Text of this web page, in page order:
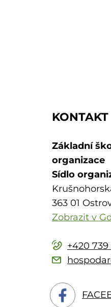
KONTAKT
Základní
organizace
Sídlo
363 01
Zobrazit v
+420 739